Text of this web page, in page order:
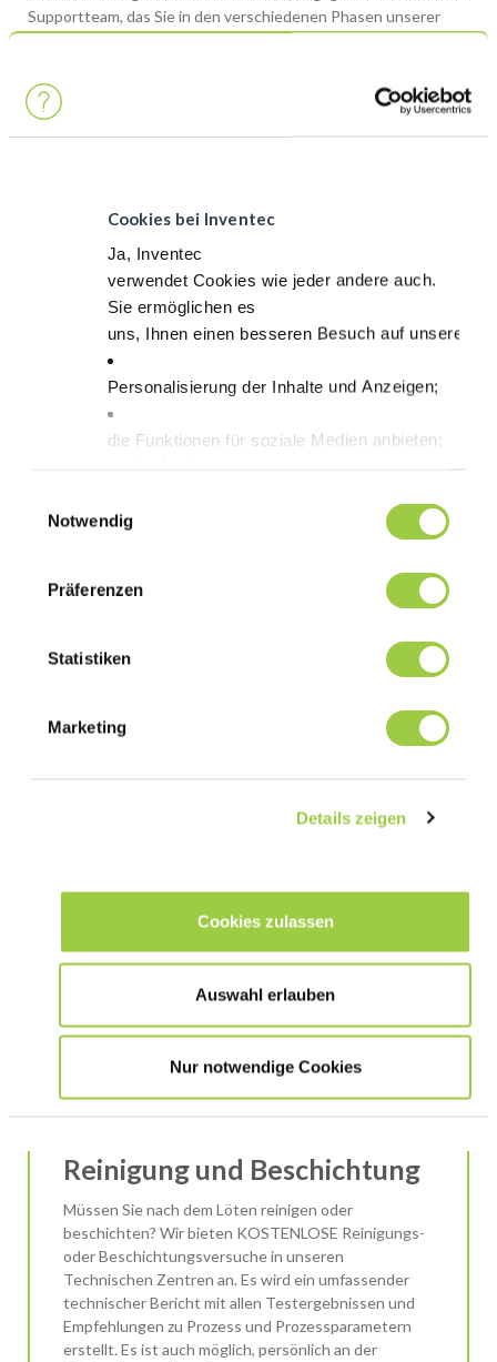
Cookies bei Inventec
Ja, Inventec
verwendet Cookies wie jeder andere auch.
Sie ermöglichen es
uns, Ihnen einen besseren Besuch auf unserer
Personalisierung der Inhalte und Anzeigen;
die Funktionen für soziale Medien anbieten;
Cookies.
Wahl, diese zu akzeptieren, abzulehnen oder
Keine Panik, Sie können Ihre Auswahl auch
Notwendig
Präferenzen
Statistiken
Marketing
Details zeigen
Cookies zulassen
Auswahl erlauben
Nur notwendige Cookies
Supportteam, das Sie in den verschiedenen Phasen unserer
Zusammenarbeit unterstützt.
Je nach Wunsch bieten wir Online- oder Vor-Ort-Support
das richtige Produkt für Ihre spezifischen Bedürfnisse
Sie bei der Ersteinrichtung Ihres Prozesses in allen Ihren
um bei technischen Problemen, die während der
Massenproduktion jederzeit auftreten können, schnell
reagieren zu können.
Kontaktiere uns
Reinigung und Beschichtung
Müssen Sie nach dem Löten reinigen oder
beschichten? Wir bieten KOSTENLOSE Reinigungs-
oder Beschichtungsversuche in unseren
Technischen Zentren an. Es wird ein umfassender
technischer Bericht mit allen Testergebnissen und
Empfehlungen zu Prozess und Prozessparametern
erstellt. Es ist auch möglich, persönlich an der